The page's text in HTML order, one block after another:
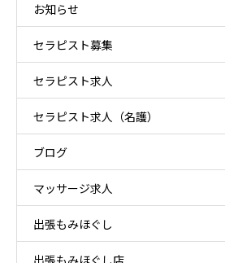
お知らせ
セラピスト募集
セラピスト求人
セラピスト求人（名護）
ブログ
マッサージ求人
出張もみほぐし
出張もみほぐし店